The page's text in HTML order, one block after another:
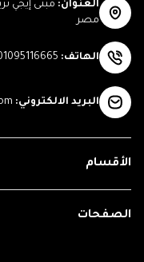
العنوان: مبنى إيجي
مصر
الهاتف:
البريد الالكتروني:
الأقسام
الصفحات